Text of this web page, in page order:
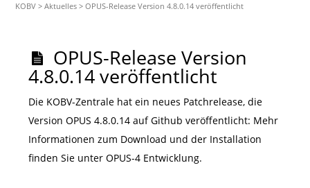
KOBV >Aktuelles >OPUS-Release Version 4.8.0.14 veröffentlicht
OPUS-Release Version
4.8.0.14 veröffentlicht
Die KOBV-Zentrale hat ein neues Patchrelease, die
Version OPUS 4.8.0.14 auf Github veröffentlicht: Mehr
Informationen zum Download und der Installation
finden Sie unter OPUS-4 Entwicklung.